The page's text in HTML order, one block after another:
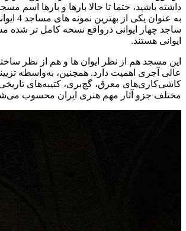
داشته باشید، حتما تا حالا بارها و بارها اسم
به عنوان یکی از بهترین نمونه های مساجد 4 ایوانی ایران شنیدید.
ساجد چهار ایوانی درواقع نسخه کامل تر شده
ایوانی هستند.
این مسجد هم از نظر ایوان ها و هم از نظر
عالی آجری اهمیت دارد. همچنین، به‌واسطه
کاشی‌کاری‌های معرق، گچ‌بری‌، کتیبه‌های
مختلف جزو آثار مهم هنری ایران محسوب